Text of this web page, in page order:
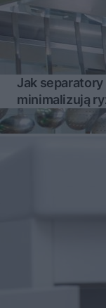
Jak
minimalizują